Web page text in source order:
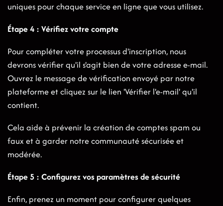
uniques pour chaque service en ligne que vous utilisez.
Étape 4 : Vérifiez votre compte
Pour compléter votre processus d'inscription, nous
devrons vérifier qu'il s'agit bien de votre adresse e-mail.
Ouvrez le message de vérification envoyé par notre
plateforme et cliquez sur le lien 'Vérifier l'e-mail' qu'il
contient.
Cela aide à prévenir la création de comptes spam ou
faux et à garder notre communauté sécurisée et
modérée.
Étape 5 : Configurez vos paramètres de sécurité
Enfin, prenez un moment pour configurer quelques